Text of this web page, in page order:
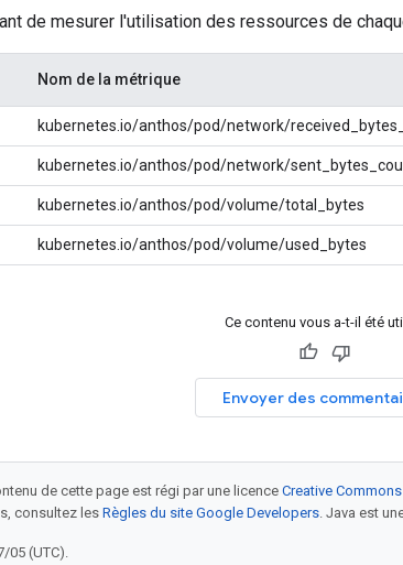
de mesurer l'utilisation des ressources de
Nom de la métrique
kubernetes.io/anthos/pod/network/
kubernetes.io/anthos/pod/network/
kubernetes.io/anthos/pod/volume/total_bytes
kubernetes.io/anthos/pod/volume/used_bytes
Ce contenu vous a-t-il été
Envoyer des
de cette page est régi par une licence Creative
consultez les Règles du site Google Developers. Java est
05 (UTC).